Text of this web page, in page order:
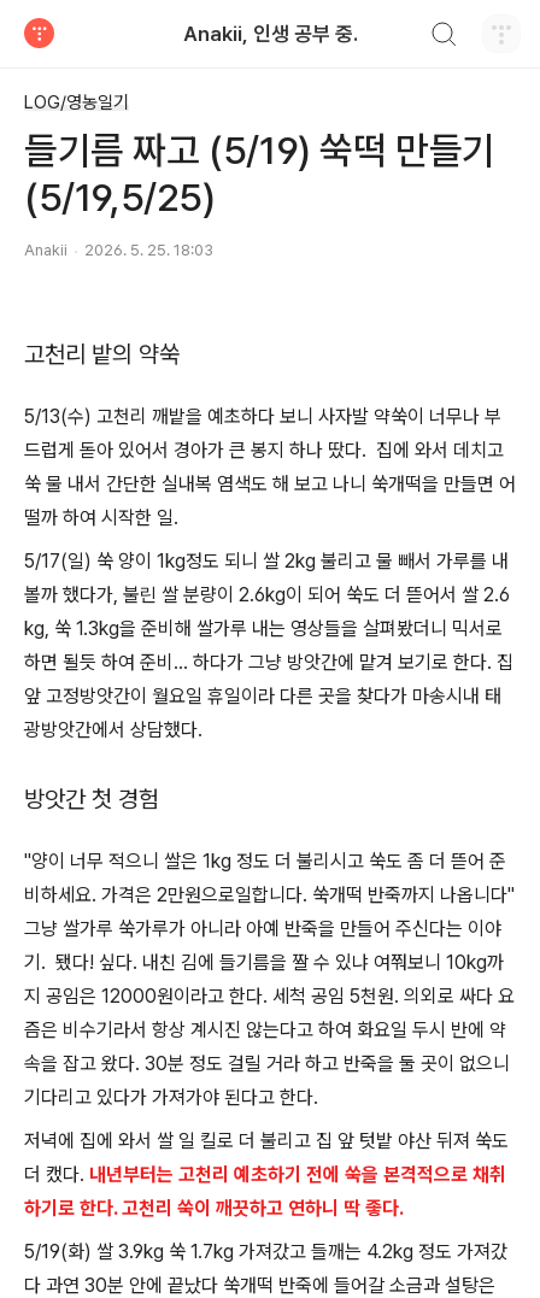
Anakii, 인생 공부 중.
LOG/영농일기
들기름 짜고 (5/19) 쑥떡 만들기
(5/19,5/25)
Anakii 2026. 5. 25. 18:03
고천리 밭의 약쑥
5/13(수) 고천리 깨밭을 예초하다 보니 사자발 약쑥이 너무나 부
드럽게 돋아 있어서 경아가 큰 봉지 하나 땄다. 집에 와서 데치고
쑥 물 내서 간단한 실내복 염색도 해 보고 나니 쑥개떡을 만들면 어
떨까 하여 시작한 일.
5/17(일) 쑥 양이 1kg정도 되니 쌀 2kg 불리고 물 빼서 가루를 내
볼까 했다가, 불린 쌀 분량이 2.6kg이 되어 쑥도 더 뜯어서 쌀 2.6
kg, 쑥 1.3kg을 준비해 쌀가루 내는 영상들을 살펴봤더니 믹서로
하면 될듯 하여 준비... 하다가 그냥 방앗간에 맡겨 보기로 한다. 집
앞 고정방앗간이 월요일 휴일이라 다른 곳을 찾다가 마송시내 태
광방앗간에서 상담했다.
방앗간 첫 경험
"양이 너무 적으니 쌀은 1kg 정도 더 불리시고 쑥도 좀 더 뜯어 준
비하세요. 가격은 2만원으로일합니다. 쑥개떡 반죽까지 나옵니다"
그냥 쌀가루 쑥가루가 아니라 아예 반죽을 만들어 주신다는 이야
기. 됐다! 싶다. 내친 김에 들기름을 짤 수 있냐 여쭤보니 10kg까
지 공임은 12000원이라고 한다. 세척 공임 5천원. 의외로 싸다 요
즘은 비수기라서 항상 계시진 않는다고 하여 화요일 두시 반에 약
속을 잡고 왔다. 30분 정도 걸릴 거라 하고 반죽을 둘 곳이 없으니
기다리고 있다가 가져가야 된다고 한다.
저녁에 집에 와서 쌀 일 킬로 더 불리고 집 앞 텃밭 야산 뒤져 쑥도
더 캤다. 내년부터는 고천리 예초하기 전에 쑥을 본격적으로 채취
하기로 한다. 고천리 쑥이 깨끗하고 연하니 딱 좋다.
5/19(화) 쌀 3.9kg 쑥 1.7kg 가져갔고 들깨는 4.2kg 정도 가져갔
다 과연 30분 안에 끝났다 쑥개떡 반죽에 들어갈 소금과 설탕은